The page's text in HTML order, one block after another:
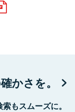
かさを。
もスムーズに。